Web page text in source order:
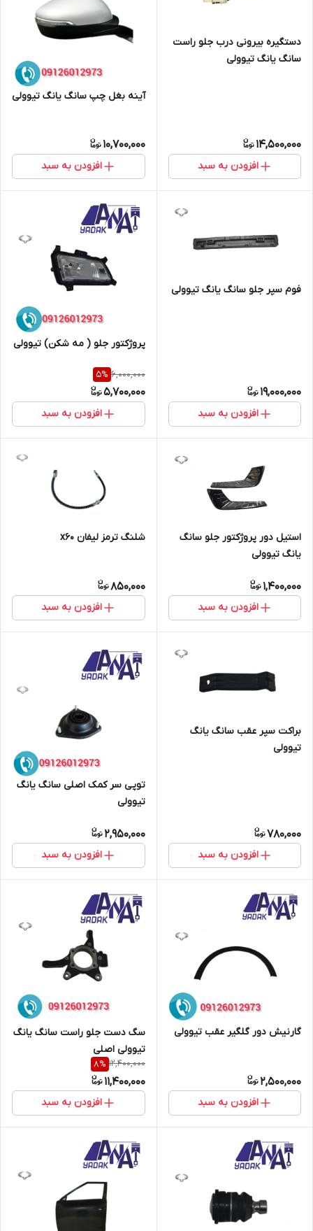
دستگیره بیرونی درب جلو راست
سانگ یانگ تیوولی
14,500,000
افزودن به سبد
آینه بغل چپ سانگ یانگ تیوولی
10,700,000
افزودن به سبد
فوم سپر جلو سانگ یانگ تیوولی
19,000,000
افزودن به سبد
پروژکتور جلو ( مه شکن) تیوولی
6,000,000
5%
5,700,000
افزودن به سبد
استیل دور پروژکتور جلو سانگ
یانگ تیوولی
1,400,000
افزودن به سبد
شلنگ ترمز لیفان x60
850,000
افزودن به سبد
براکت سپر عقب سانگ یانگ
تیوولی
780,000
افزودن به سبد
توپی سر کمک اصلی سانگ یانگ
تیوولی
2,950,000
افزودن به سبد
گارنیش دور گلگیر عقب تیوولی
2,500,000
افزودن به سبد
سگ دست جلو راست سانگ یانگ
تیوولی اصلی
12,400,000
8%
11,400,000
افزودن به سبد